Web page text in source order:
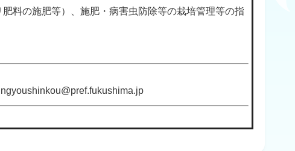
料の施肥等）、施肥・病害虫防除等の栽培管理等の指